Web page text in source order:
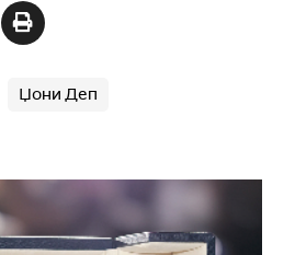
Џони Деп